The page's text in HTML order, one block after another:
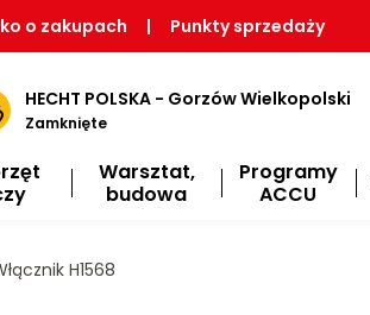
o zakupach | Punkty sprzedaży
HECHT POLSKA - Gorzów Wielkopolski
Zamknięte
Warsztat,
budowa
Programy
ACCU
H1568